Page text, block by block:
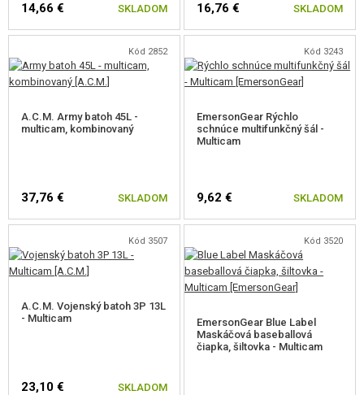
bushcraft.
14,66 € SKLADOM 16,76 € SKLADOM
Kód 2852
A.C.M. Army batoh 45L -
multicam, kombinovaný
37,76 € SKLADOM
Kód 3243
EmersonGear Rýchlo
schnúce multifunkčný šál -
Multicam
9,62 € SKLADOM
Kód 3507
A.C.M. Vojenský batoh 3P 13L
- Multicam
23,10 € SKLADOM
Kód 3520
EmersonGear Blue Label
Maskáčová baseballová
čiapka, šiltovka - Multicam